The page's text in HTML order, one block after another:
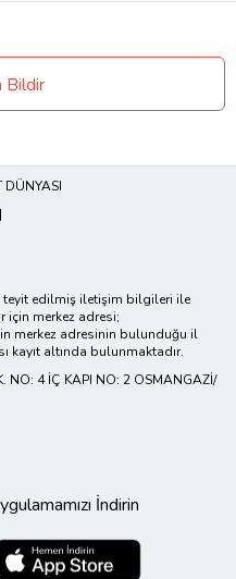
Bildir
DÜNYASI
teyit edilmiş iletişim bilgileri ile
için merkez adresi;
merkez adresinin bulunduğu il
kayıt altında bulunmaktadır.
NO: 4 İÇ KAPI NO: 2 OSMANGAZİ/
İndirin